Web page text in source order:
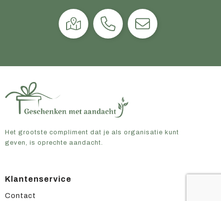
Het grootste compliment dat je als organisatie kunt
geven, is oprechte aandacht.
Klantenservice
Contact